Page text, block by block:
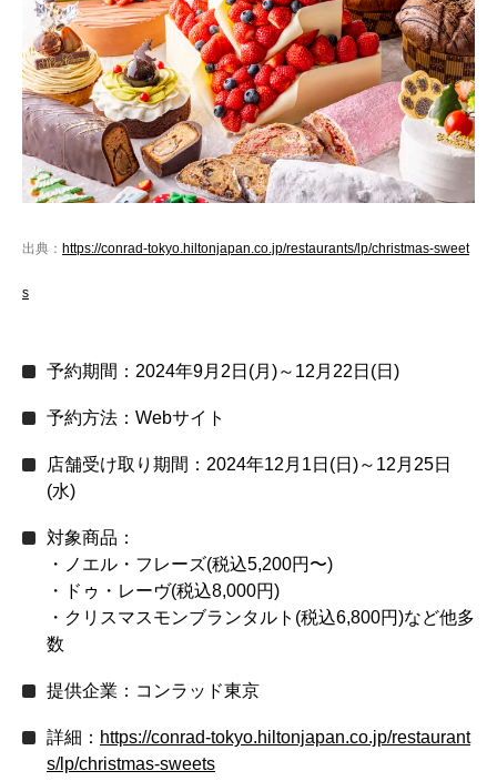
出典： https://conrad-tokyo.hiltonjapan.co.jp/restaurants/lp/christmas-sweet
s
予約期間：2024年9月2日(月)～12月22日(日)
予約方法：Webサイト
店舗受け取り期間：2024年12月1日(日)～12月25日
(水)
対象商品：
・ノエル・フレーズ(税込5,200円〜)
・ドゥ・レーヴ(税込8,000円)
・クリスマスモンブランタルト(税込6,800円)など他多
数
提供企業：コンラッド東京
詳細： https://conrad-tokyo.hiltonjapan.co.jp/restaurant
s/lp/christmas-sweets